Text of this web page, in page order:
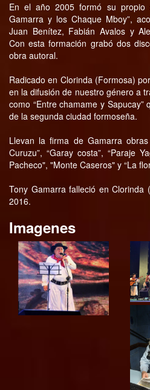
En el año 2005 formó su propio
Gamarra y los Chaque Mboy”,
Juan Benítez, Fabián Avalos y
Con esta formación grabó dos
obra autoral.
Radicado en Clorinda (Formosa)
en la difusión de nuestro género a
como “Entre chamame y Sapucay”
de la segunda ciudad formoseña.
Llevan la firma de Gamarra
Curuzu”, “Garay costa”, “Paraje
Pacheco", "Monte Caseros" y “La
Tony Gamarra falleció en
2016.
Imagenes